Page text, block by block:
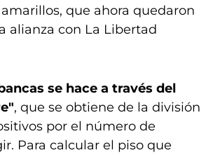
que ahora quedaron
alianza con La Libertad
se hace a través del
, que se obtiene de la división
por el número de
Para calcular el piso que